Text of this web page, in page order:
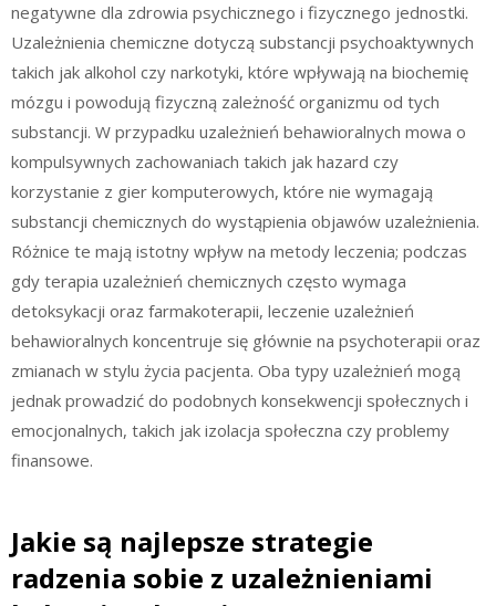
negatywne dla zdrowia psychicznego i fizycznego jednostki.
Uzależnienia chemiczne dotyczą substancji psychoaktywnych
takich jak alkohol czy narkotyki, które wpływają na biochemię
mózgu i powodują fizyczną zależność organizmu od tych
substancji. W przypadku uzależnień behawioralnych mowa o
kompulsywnych zachowaniach takich jak hazard czy
korzystanie z gier komputerowych, które nie wymagają
substancji chemicznych do wystąpienia objawów uzależnienia.
Różnice te mają istotny wpływ na metody leczenia; podczas
gdy terapia uzależnień chemicznych często wymaga
detoksykacji oraz farmakoterapii, leczenie uzależnień
behawioralnych koncentruje się głównie na psychoterapii oraz
zmianach w stylu życia pacjenta. Oba typy uzależnień mogą
jednak prowadzić do podobnych konsekwencji społecznych i
emocjonalnych, takich jak izolacja społeczna czy problemy
finansowe.
Jakie są najlepsze strategie
radzenia sobie z uzależnieniami